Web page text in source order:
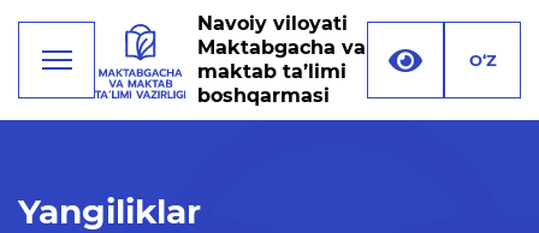
Navoiy viloyati
Maktabgacha va
maktab ta’limi
boshqarmasi
O‘Z
Yangiliklar